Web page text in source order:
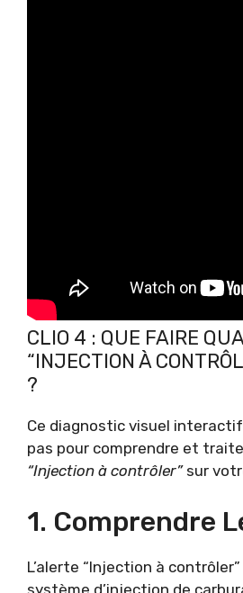
CLIO 4 : QUE FAIRE
“INJECTION À
?
Ce diagnostic visuel
pas pour comprendre et
“Injection à contrôler”sur
1. Comprendre
L’alerte “Injection à
système d’injection de